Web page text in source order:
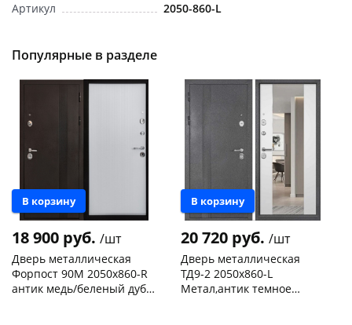
Артикул
2050-860-L
Популярные в разделе
В корзину
18 900 руб. /шт
Дверь металлическая
Форпост 90М 2050х860-R
антик медь/беленый дуб,
В корзину
20 720 руб. /шт
Дверь металлическая
ТД9-2 2050х860-L
Метал,антик темное